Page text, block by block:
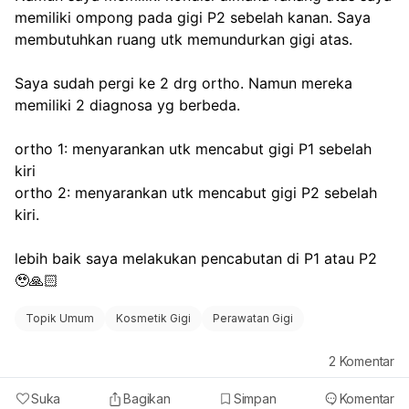
pengobatan yang sesuai, seperti obat kumur
antiseptik, antibiotik, atau antijamur jika diperlukan.
memiliki ompong pada gigi P2 sebelah kanan. Saya
membutuhkan ruang utk memundurkan gigi atas.
Saya sudah pergi ke 2 drg ortho. Namun mereka
memiliki 2 diagnosa yg berbeda.
ortho 1: menyarankan utk mencabut gigi P1 sebelah
kiri
ortho 2: menyarankan utk mencabut gigi P2 sebelah
kiri.
lebih baik saya melakukan pencabutan di P1 atau P2
🥹🙏🏻
Topik Umum Kosmetik Gigi Perawatan Gigi
Suka Bagikan Simpan Komentar
2 Komentar